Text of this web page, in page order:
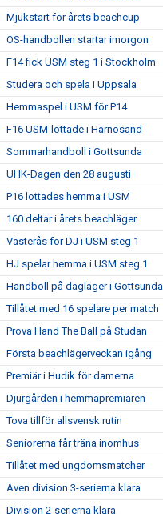
Mjukstart för årets beachcup
OS-handbollen startar imorgon
F14 fick USM steg 1 i Stockholm
Studera och spela i Uppsala
Hemmaspel i USM för P14
F16 USM-lottade i Härnösand
Sommarhandboll i Gottsunda
UHK-Dagen den 28 augusti
P16 lottades hemma i USM
160 deltar i årets beachläger
Västerås för DJ i USM steg 1
HJ spelar hemma i USM steg 1
Handboll på dagläger i Gottsunda
Tillåtet med 16 spelare per match
Prova Hand The Ball på Studan
Första beachlägerveckan igång
Premiär i Hudik för damerna
Djurgården i hemmapremiären
Tova tillför allsvensk rutin
Seniorerna får träna inomhus
Tillåtet med ungdomsmatcher
Även division 3-serierna klara
Division 2-serierna klara